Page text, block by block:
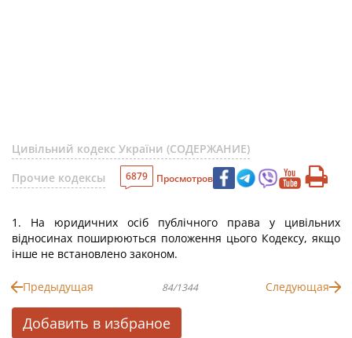
Цивільний кодекс України (СОДЕРЖАНИЕ)
Прочие кодексы
6879 Просмотров
1. На юридичних осіб публічного права у цивільних
відносинах поширюються положення цього Кодексу, якщо
інше не встановлено законом.
Предыдущая 84/1344 Следующая
Добавить в избраное